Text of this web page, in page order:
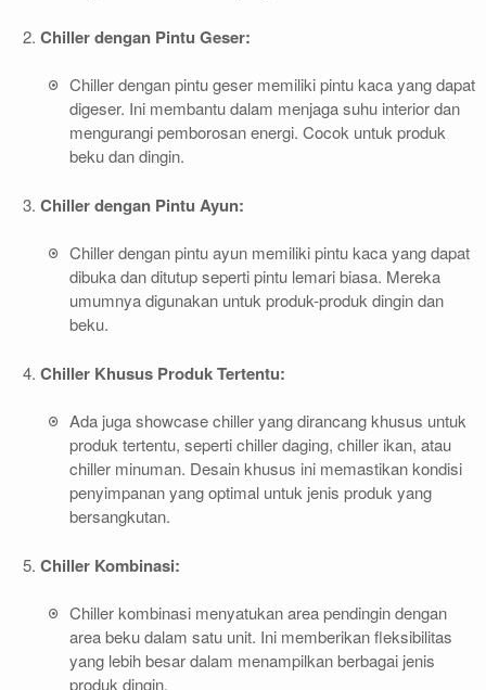
Chiller dengan Pintu Geser:
Chiller dengan pintu geser memiliki pintu kaca yang dapat
digeser. Ini membantu dalam menjaga suhu interior dan
mengurangi pemborosan energi. Cocok untuk produk
beku dan dingin.
Chiller dengan Pintu Ayun:
Chiller dengan pintu ayun memiliki pintu kaca yang dapat
dibuka dan ditutup seperti pintu lemari biasa. Mereka
umumnya digunakan untuk produk-produk dingin dan
beku.
Chiller Khusus Produk Tertentu:
Ada juga showcase chiller yang dirancang khusus untuk
produk tertentu, seperti chiller daging, chiller ikan, atau
chiller minuman. Desain khusus ini memastikan kondisi
penyimpanan yang optimal untuk jenis produk yang
bersangkutan.
Chiller Kombinasi:
Chiller kombinasi menyatukan area pendingin dengan
area beku dalam satu unit. Ini memberikan fleksibilitas
yang lebih besar dalam menampilkan berbagai jenis
produk dingin.